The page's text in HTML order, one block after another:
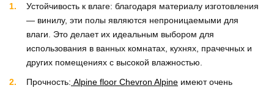
Устойчивость к влаге: благодаря материалу изготовления
— винилу, эти полы являются непроницаемыми для
влаги. Это делает их идеальным выбором для
использования в ванных комнатах, кухнях, прачечных и
других помещениях с высокой влажностью.
Прочность: Alpine floor Chevron Alpine имеют очень